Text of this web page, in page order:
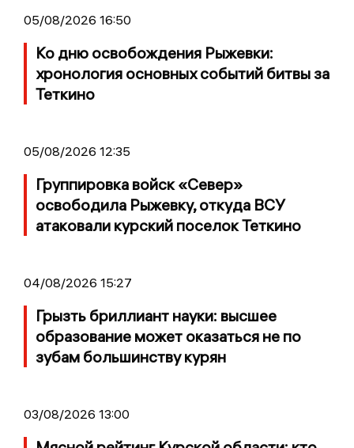
05/08/2026 16:50
Ко дню освобождения Рыжевки:
хронология основных событий битвы за
Теткино
05/08/2026 12:35
Группировка войск «Север»
освободила Рыжевку, откуда ВСУ
атаковали курский поселок Теткино
04/08/2026 15:27
Грызть бриллиант науки: высшее
образование может оказаться не по
зубам большинству курян
03/08/2026 13:00